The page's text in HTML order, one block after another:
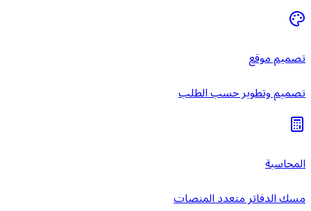
تصميم موقع
تصميم وتطوير حسب الطلب
المحاسبة
مسك الدفاتر متعدد المنصات